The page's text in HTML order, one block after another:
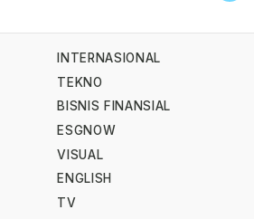
INTERNASIONAL
TEKNO
BISNIS FINANSIAL
ESGNOW
VISUAL
ENGLISH
TV